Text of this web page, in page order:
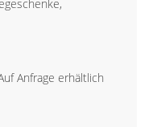
Anfrage erhältlich